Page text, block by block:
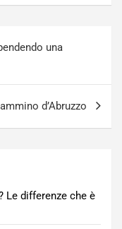
una
d’Abruzzo
Le differenze che è